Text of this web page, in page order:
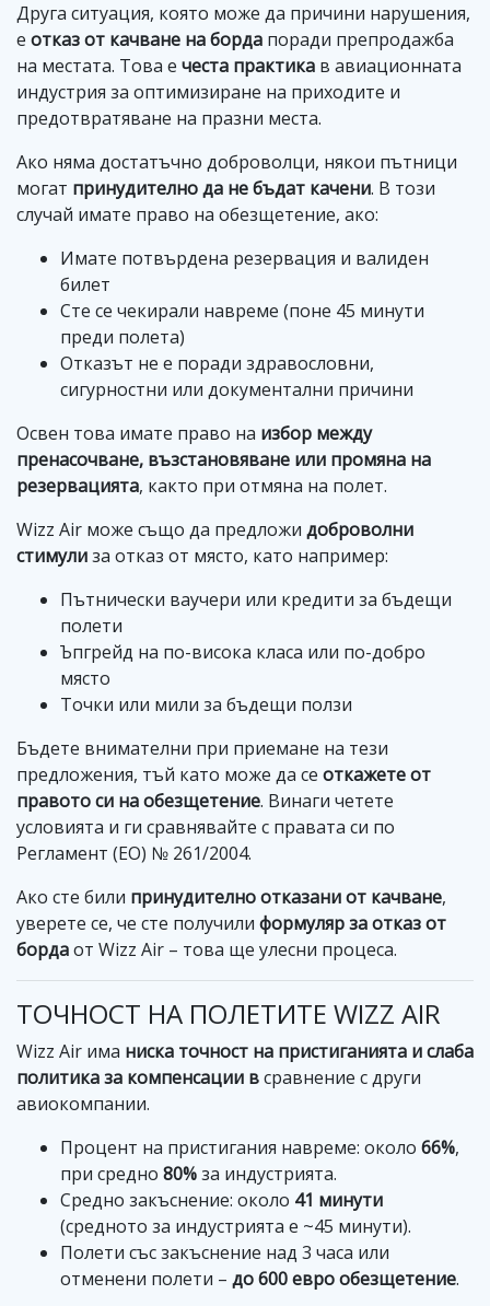
Друга ситуация, която може да причини нарушения,
е отказ от качване на борда поради препродажба
на местата. Това е честа практика в авиационната
индустрия за оптимизиране на приходите и
предотвратяване на празни места.
Ако няма достатъчно доброволци, някои пътници
могат принудително да не бъдат качени. В този
случай имате право на обезщетение, ако:
Имате потвърдена резервация и валиден
билет
Сте се чекирали навреме (поне 45 минути
преди полета)
Отказът не е поради здравословни,
сигурностни или документални причини
Освен това имате право на избор между
пренасочване, възстановяване или промяна на
резервацията, както при отмяна на полет.
Wizz Air може също да предложи доброволни
стимулиза отказ от място, като например:
Пътнически ваучери или кредити за бъдещи
полети
Ъпгрейд на по-висока класа или по-добро
място
Точки или мили за бъдещи ползи
Бъдете внимателни при приемане на тези
предложения, тъй като може да се откажете от
правото си на обезщетение. Винаги четете
условията и ги сравнявайте с правата си по
Регламент (ЕО) № 261/2004.
Ако сте били принудително отказани от качване,
уверете се, че сте получили формуляр за отказ от
бордаот Wizz Air – това ще улесни процеса.
ТОЧНОСТ НА ПОЛЕТИТЕ WIZZ AIR
Wizz Air има ниска точност на пристиганията и слаба
политика за компенсации всравнение с други
авиокомпании.
Процент на пристигания навреме: около 66%,
при средно 80%за индустрията.
Средно закъснение: около 41 минути
(средното за индустрията е ~45 минути).
Полети със закъснение над 3 часа или
отменени полети – до 600 евро обезщетение.